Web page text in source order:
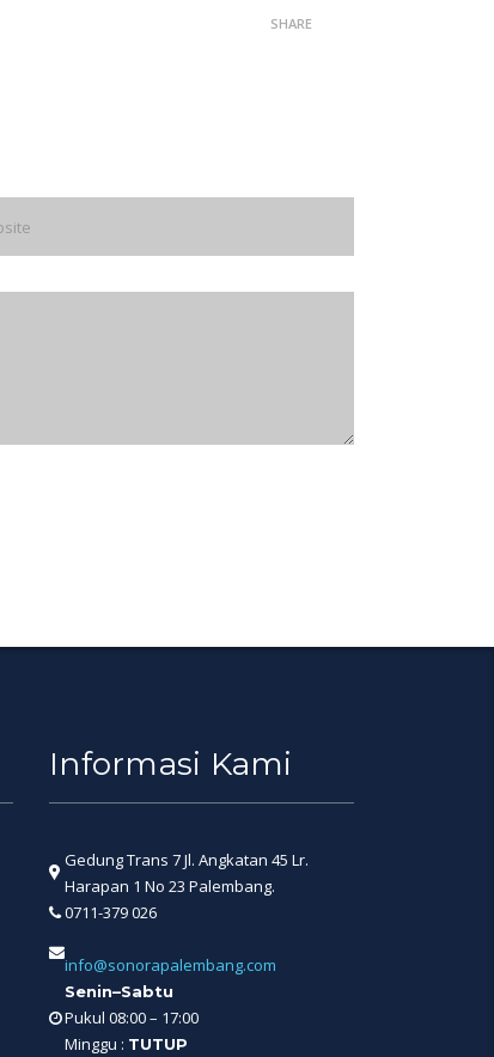
SHARE
Informasi Kami
Gedung Trans 7 Jl. Angkatan 45 Lr.
Harapan 1 No 23 Palembang.
0711-379 026
info@sonorapalembang.com
Senin–Sabtu
Pukul 08:00 – 17:00
Minggu : TUTUP